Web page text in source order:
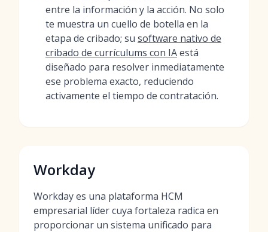
entre la información y la acción. No solo
te muestra un cuello de botella en la
etapa de cribado; su software nativo de
cribado de currículums con IAestá
diseñado para resolver inmediatamente
ese problema exacto, reduciendo
activamente el tiempo de contratación.
Workday
Workday es una plataforma HCM
empresarial líder cuya fortaleza radica en
proporcionar un sistema unificado para